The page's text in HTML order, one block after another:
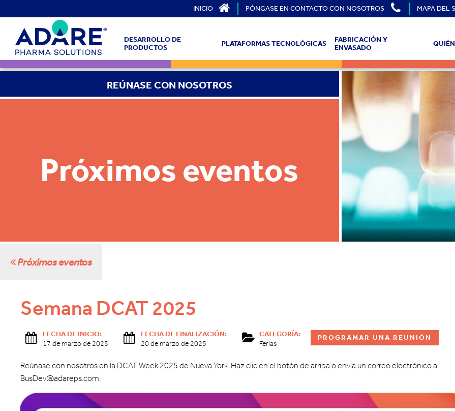
INICIO PÓNGASE EN CONTACTO CON NOSOTROS MAPA DEL
DESARROLLO DE
PRODUCTOS
PLATAFORMAS TECNOLÓGICAS
FABRICACIÓN Y
ENVASADO
REÚNASE CON NOSOTROS
Próximos eventos
Próximos eventos
Semana DCAT 2025
FECHA DE INICIO:
17 de marzo de 2025
FECHA DE FINALIZACIÓN:
20 de marzo de 2025
CATEGORÍA:
Ferias
PROGRAMAR UNA REUNIÓN
Reúnase con nosotros en la DCAT Week 2025 de Nueva York. Haz clic en el botón de arriba o envía un correo electrónico a
BusDev@adareps.com.